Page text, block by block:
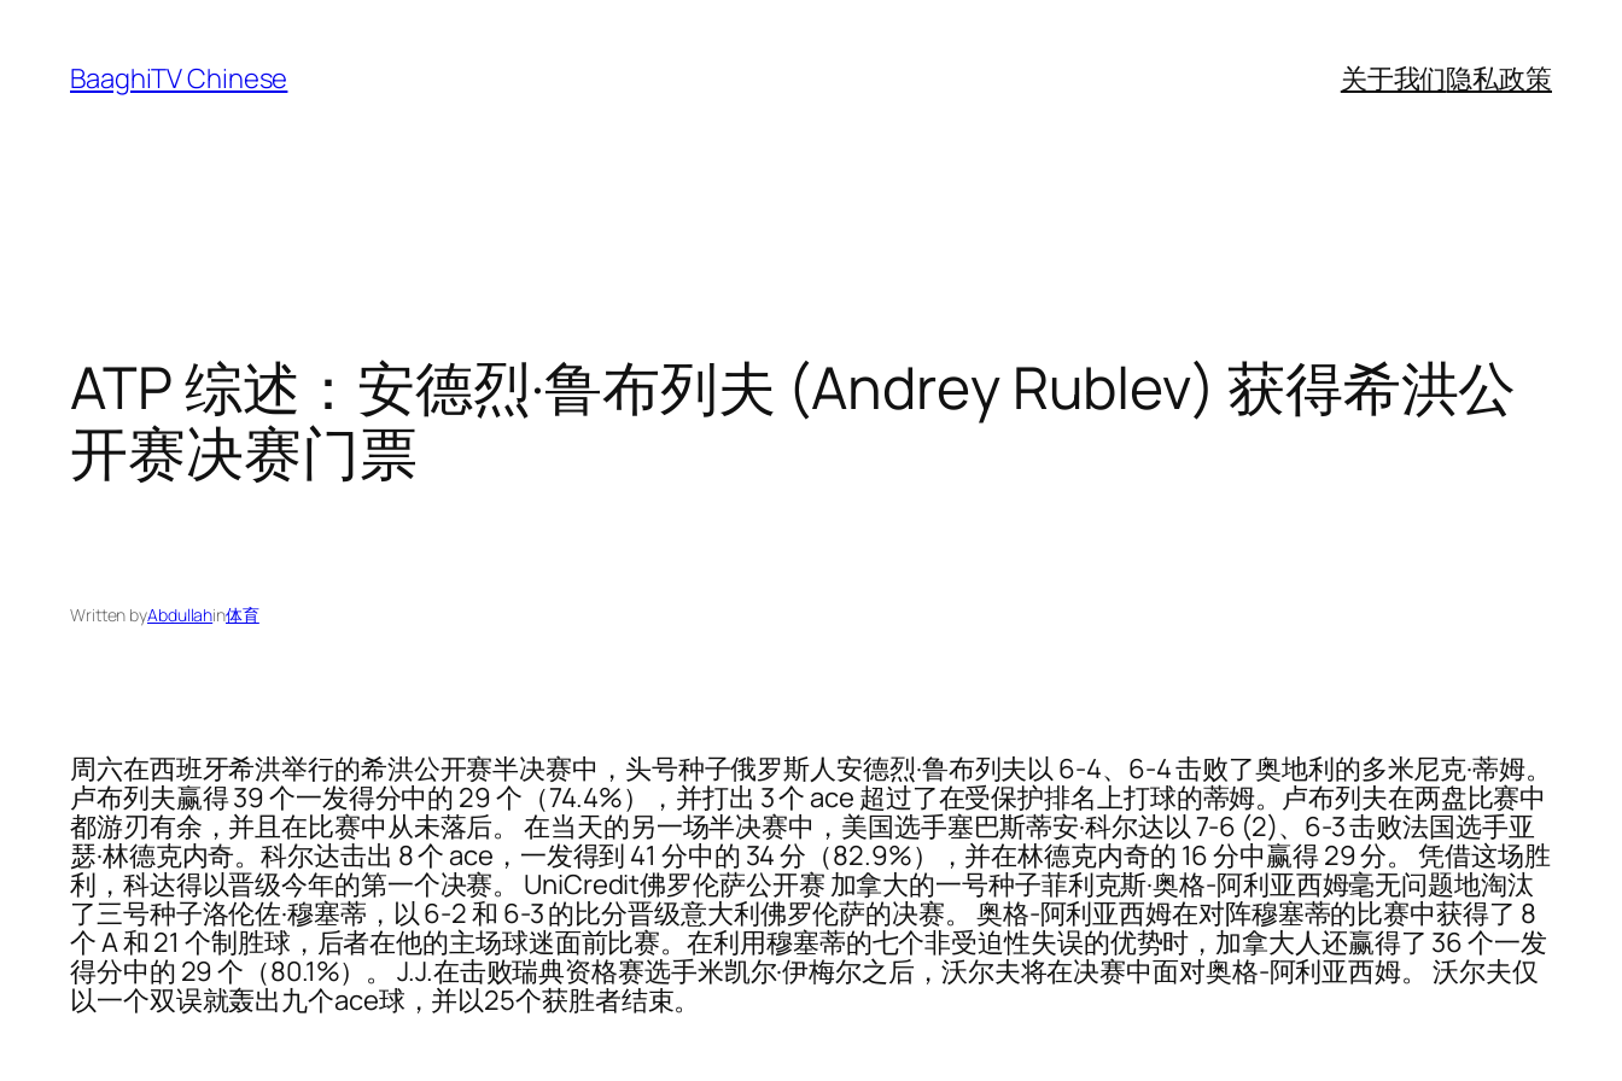
content
BaaghiTV Chinese 关于我们隐私政策
ATP 综述：安德烈·鲁布列夫 (Andrey Rublev) 获得希洪公
开赛决赛门票
Written byAbdullahin体育
周六在西班牙希洪举行的希洪公开赛半决赛中，头号种子俄罗斯人安德烈·鲁布列夫以 6-4、6-4 击败了奥地利的多米尼克·蒂姆。
卢布列夫赢得 39 个一发得分中的 29 个（74.4%），并打出 3 个 ace 超过了在受保护排名上打球的蒂姆。卢布列夫在两盘比赛中
都游刃有余，并且在比赛中从未落后。 在当天的另一场半决赛中，美国选手塞巴斯蒂安·科尔达以 7-6 (2)、6-3 击败法国选手亚
瑟·林德克内奇。科尔达击出 8 个 ace，一发得到 41 分中的 34 分（82.9%），并在林德克内奇的 16 分中赢得 29 分。 凭借这场胜
利，科达得以晋级今年的第一个决赛。 UniCredit佛罗伦萨公开赛 加拿大的一号种子菲利克斯·奥格-阿利亚西姆毫无问题地淘汰
了三号种子洛伦佐·穆塞蒂，以 6-2 和 6-3 的比分晋级意大利佛罗伦萨的决赛。 奥格-阿利亚西姆在对阵穆塞蒂的比赛中获得了 8
个 A 和 21 个制胜球，后者在他的主场球迷面前比赛。在利用穆塞蒂的七个非受迫性失误的优势时，加拿大人还赢得了 36 个一发
得分中的 29 个（80.1%）。 J.J.在击败瑞典资格赛选手米凯尔·伊梅尔之后，沃尔夫将在决赛中面对奥格-阿利亚西姆。 沃尔夫仅
以一个双误就轰出九个ace球，并以25个获胜者结束。